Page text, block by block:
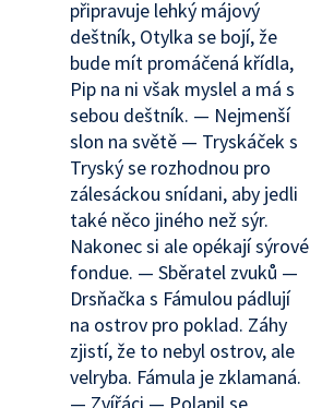
připravuje lehký májový
deštník, Otylka se bojí, že
bude mít promáčená křídla,
Pip na ni však myslel a má s
sebou deštník. — Nejmenší
slon na světě — Tryskáček s
Tryský se rozhodnou pro
zálesáckou snídani, aby jedli
také něco jiného než sýr.
Nakonec si ale opékají sýrové
fondue. — Sběratel zvuků —
Drsňačka s Fámulou pádlují
na ostrov pro poklad. Záhy
zjistí, že to nebyl ostrov, ale
velryba. Fámula je zklamaná.